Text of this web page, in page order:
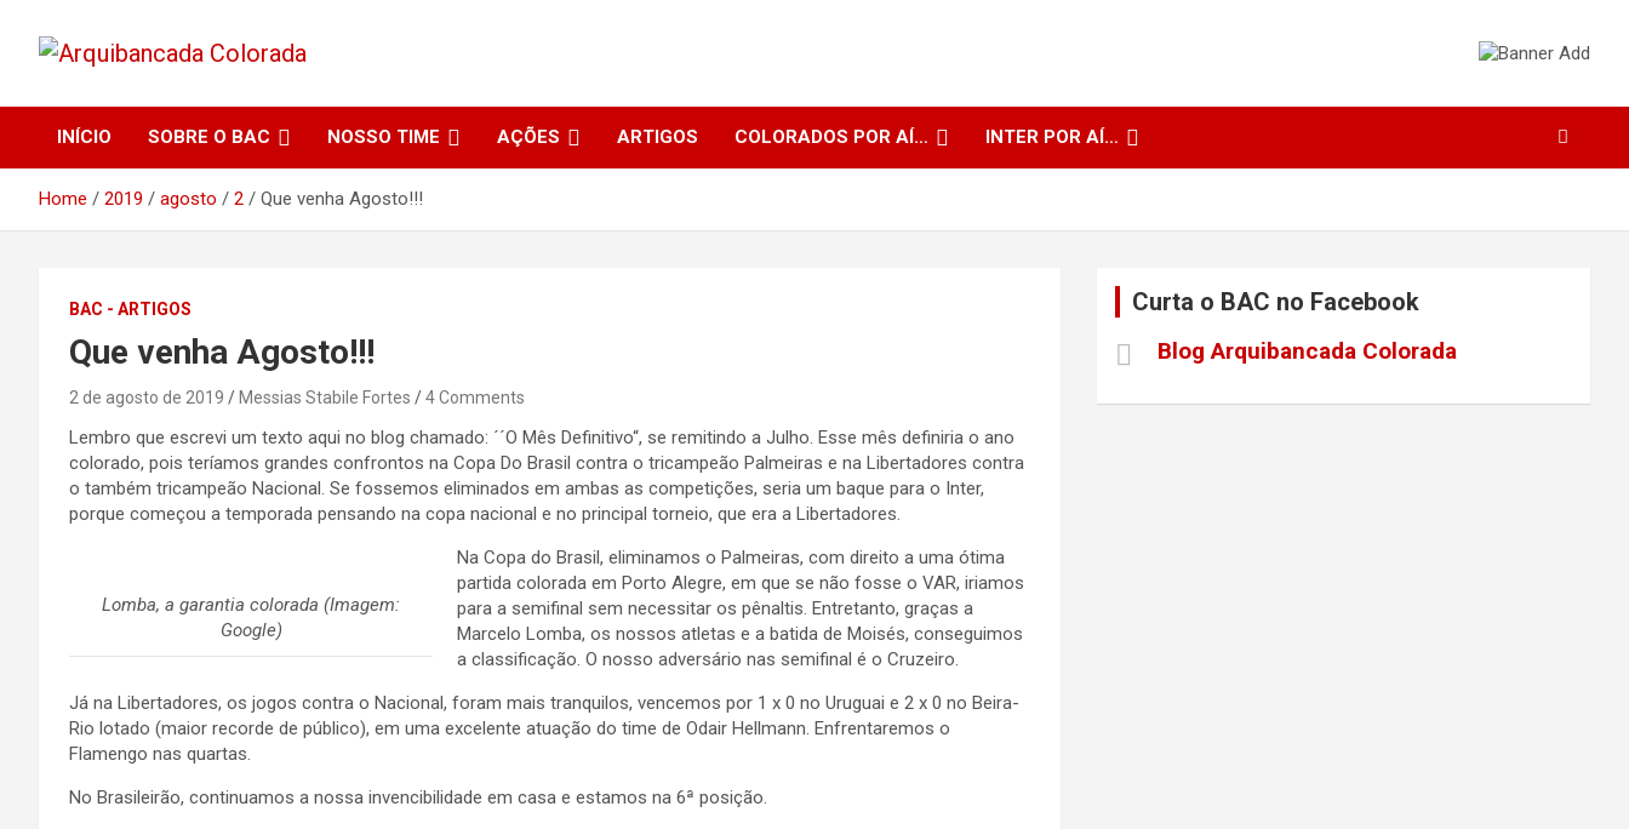
content
Arquibancada Colorada
INÍCIO SOBRE O BAC NOSSO TIME AÇÕES ARTIGOS COLORADOS POR AÍ… INTER POR AÍ…
Home 2019 agosto 2 Que venha Agosto!!!
BAC - ARTIGOS
Que venha Agosto!!!
2 de agosto de 2019 Messias Stabile Fortes 4 Comments
Lembro que escrevi um texto aqui no blog chamado: ´´O Mês Definitivo“, se remitindo a Julho. Esse mês definiria o ano
colorado, pois teríamos grandes confrontos na Copa Do Brasil contra o tricampeão Palmeiras e na Libertadores contra
o também tricampeão Nacional. Se fossemos eliminados em ambas as competições, seria um baque para o Inter,
porque começou a temporada pensando na copa nacional e no principal torneio, que era a Libertadores.
Lomba, a garantia colorada (Imagem:
Google)
Na Copa do Brasil, eliminamos o Palmeiras, com direito a uma ótima
partida colorada em Porto Alegre, em que se não fosse o VAR, iriamos
para a semifinal sem necessitar os pênaltis. Entretanto, graças a
Marcelo Lomba, os nossos atletas e a batida de Moisés, conseguimos
a classificação. O nosso adversário nas semifinal é o Cruzeiro.
Já na Libertadores, os jogos contra o Nacional, foram mais tranquilos, vencemos por 1 x 0 no Uruguai e 2 x 0 no Beira-
Rio lotado (maior recorde de público), em uma excelente atuação do time de Odair Hellmann. Enfrentaremos o
Flamengo nas quartas.
No Brasileirão, continuamos a nossa invencibilidade em casa e estamos na 6ª posição.
Curta o BAC no Facebook
Blog Arquibancada Colorada